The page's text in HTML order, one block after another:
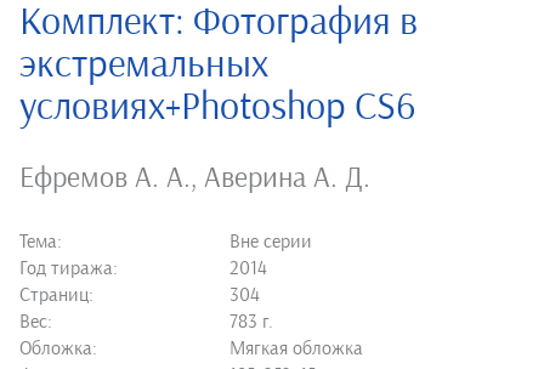
Комплект: Фотография в
экстремальных
условиях+Photoshop CS6
Ефремов А. А., Аверина А. Д.
Тема:
Вне серии
Год тиража:
2014
Страниц:
304
Вес:
783 г.
Обложка:
Мягкая обложка